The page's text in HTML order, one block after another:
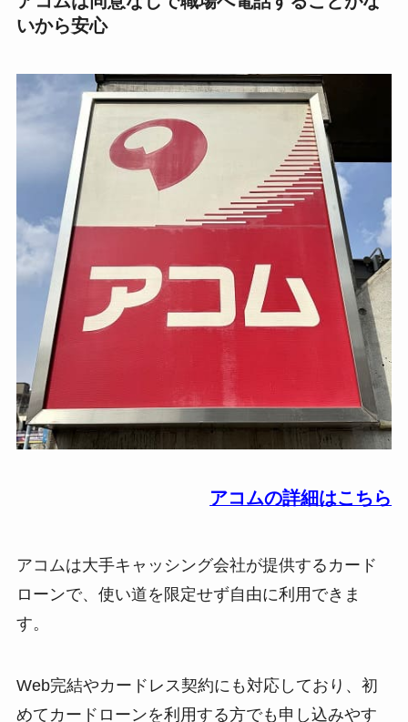
いから安心
アコムの詳細はこちら
アコムは大手キャッシング会社が提供するカード
ローンで、使い道を限定せず自由に利用できま
す。
Web完結やカードレス契約にも対応しており、初
めてカードローンを利用する方でも申し込みやす